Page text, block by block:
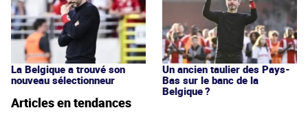
La Belgique a trouvé son
nouveau sélectionneur
Un ancien taulier des Pays-
Bas sur le banc de la
Belgique ?
Articles en tendances